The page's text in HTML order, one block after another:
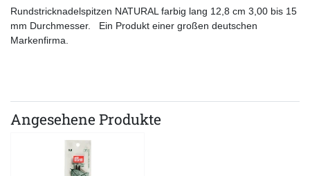
Rundstricknadelspitzen NATURAL farbig lang 12,8 cm 3,00 bis 15
mm Durchmesser. Ein Produkt einer großen deutschen
Markenfirma.
Angesehene Produkte